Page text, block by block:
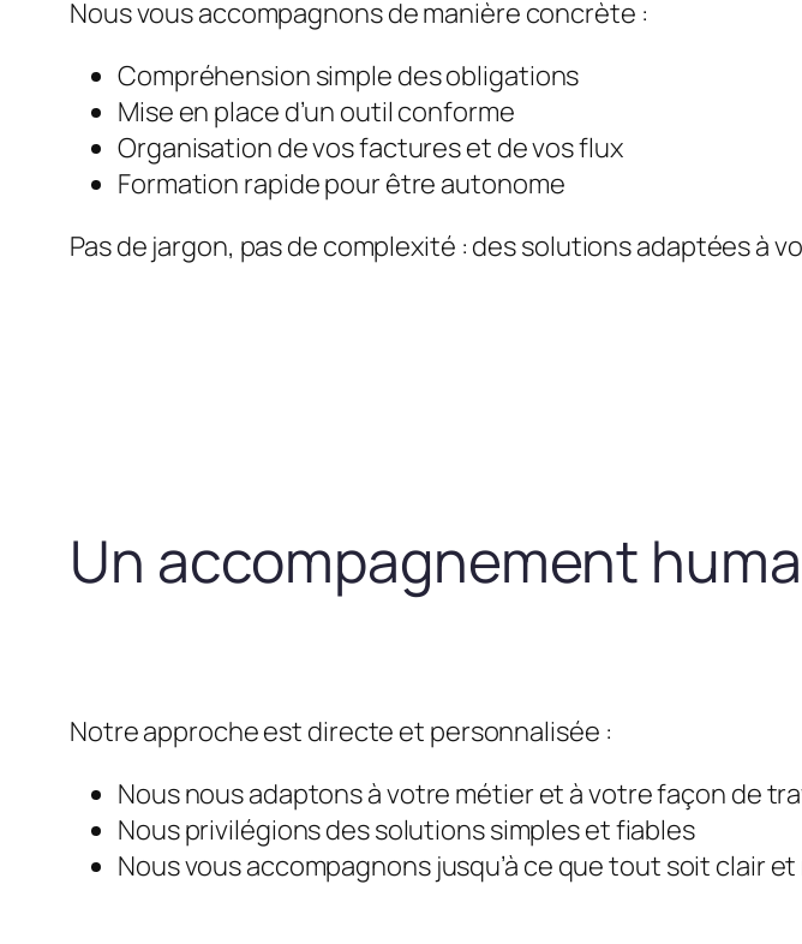
Nous vous accompagnons de manière concrète :
Compréhension simple des obligations
Mise en place d’un outil conforme
Organisation de vos factures et de vos flux
Formation rapide pour être autonome
Pas de jargon, pas de complexité : des solutions adaptées à
Un accompagnement
Notre approche est directe et personnalisée :
Nous nous adaptons à votre métier et à votre façon de
Nous privilégions des solutions simples et fiables
Nous vous accompagnons jusqu’à ce que tout soit clair